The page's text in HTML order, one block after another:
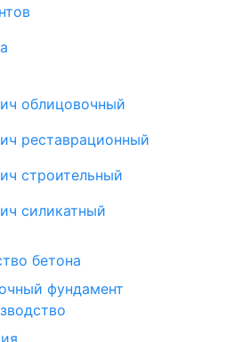
облицовочный
реставрационный
строительный
силикатный
бетона
фундамент